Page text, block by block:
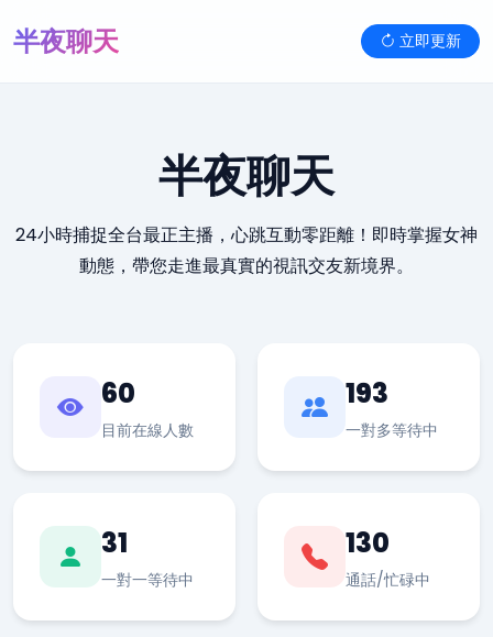
半夜聊天 立即更新
半夜聊天
24小時捕捉全台最正主播，心跳互動零距離！即時掌握女神
動態，帶您走進最真實的視訊交友新境界。
60
目前在線人數
193
一對多等待中
31
一對一等待中
130
通話/忙碌中